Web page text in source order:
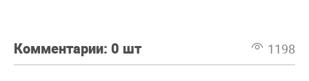
Комментарии: 0 шт 1198